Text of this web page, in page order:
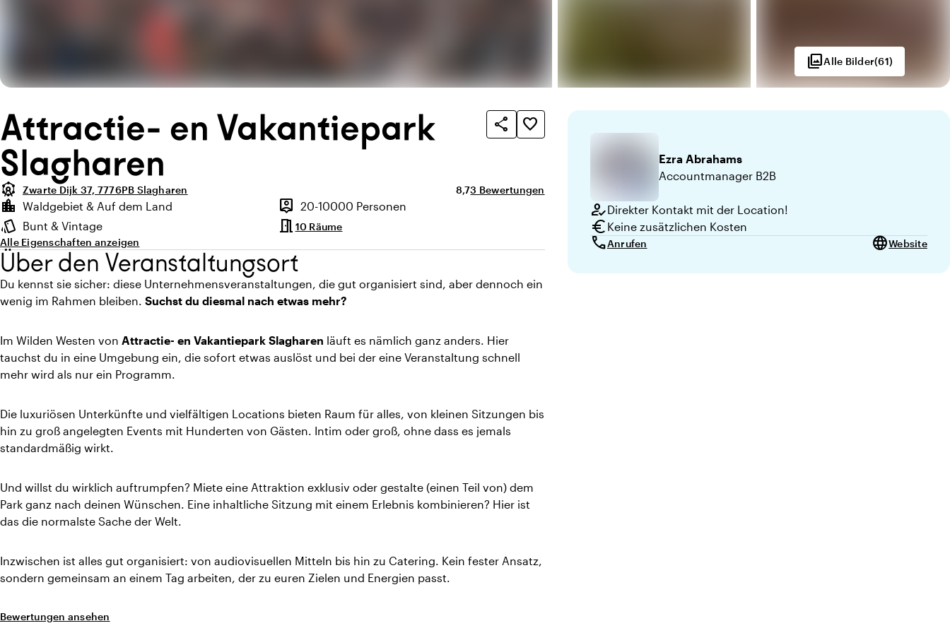
photo_libraryAlle Bilder(61)
Attractie- en Vakantiepark
Slagharen
share favorite_border
attractions Zwarte Dijk 37, 7776PB Slagharen Durchschnittliche Bewertung von 8,7 von 10
8,7Anzahl der Bewertungen: 3
3 Bewertungen
Highlights
location_city
Lage und Umgebung
Waldgebiet & Auf dem Land person_pin
Kapazität
20-10000 Personen
style
Ambiente
Bunt & Vintage meeting_room 10 Räume
Alle Eigenschaften anzeigen
Über den Veranstaltungsort
Du kennst sie sicher: diese Unternehmensveranstaltungen, die gut organisiert sind, aber dennoch ein
wenig im Rahmen bleiben. Suchst du diesmal nach etwas mehr?
Im Wilden Westen von Attractie- en Vakantiepark Slagharen läuft es nämlich ganz anders. Hier
tauchst du in eine Umgebung ein, die sofort etwas auslöst und bei der eine Veranstaltung schnell
mehr wird als nur ein Programm.
Die luxuriösen Unterkünfte und vielfältigen Locations bieten Raum für alles, von kleinen Sitzungen bis
hin zu groß angelegten Events mit Hunderten von Gästen. Intim oder groß, ohne dass es jemals
standardmäßig wirkt.
Und willst du wirklich auftrumpfen? Miete eine Attraktion exklusiv oder gestalte (einen Teil von) dem
Park ganz nach deinen Wünschen. Eine inhaltliche Sitzung mit einem Erlebnis kombinieren? Hier ist
das die normalste Sache der Welt.
Inzwischen ist alles gut organisiert: von audiovisuellen Mitteln bis hin zu Catering. Kein fester Ansatz,
sondern gemeinsam an einem Tag arbeiten, der zu euren Zielen und Energien passt.
Bewertungen ansehen
Ezra Abrahams
Accountmanager B2B
how_to_regDirekter Kontakt mit der Location!
euro Keine zusätzlichen Kosten
callAnrufen languageWebsite